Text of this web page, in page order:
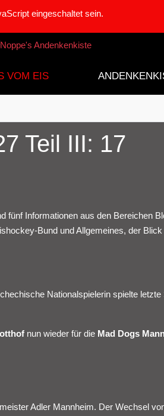
eingeschaltet sein.
VOM EIS
Teil III: 17
fünf Informationen aus den Bereichen
Bund und Allgemeines, der Blick
Nationalspielerin spielte letzte
nun wieder für die Mad Dogs
Adler Mannheim. Der Wechsel